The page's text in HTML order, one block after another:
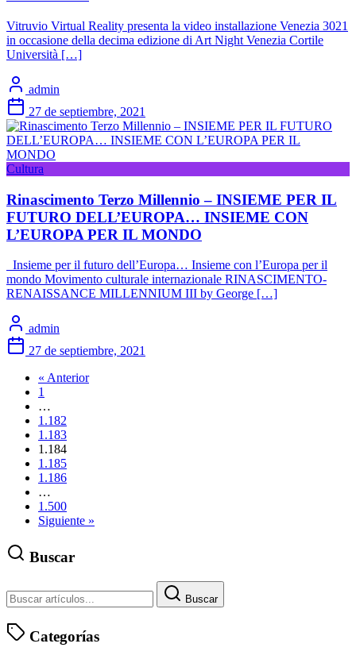
Vitruvio Virtual Reality presenta la video installazione Venezia 3021
in occasione della decima edizione di Art Night Venezia Cortile
Università […]
admin
27 de septiembre, 2021
Cultura
Rinascimento Terzo Millennio – INSIEME PER IL
FUTURO DELL’EUROPA… INSIEME CON
L’EUROPA PER IL MONDO
Insieme per il futuro dell’Europa… Insieme con l’Europa per il
mondo Movimento culturale internazionale RINASCIMENTO-
RENAISSANCE MILLENNIUM III by George […]
admin
27 de septiembre, 2021
« Anterior
1
…
1.182
1.183
1.184
1.185
1.186
…
1.500
Siguiente »
Buscar
Buscar
Categorías